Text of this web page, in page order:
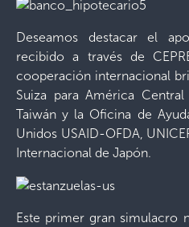
Deseamos destacar el
recibido a través de
cooperación internacional
Suiza para América
Taiwán y la Oficina de
Unidos USAID-OFDA,
Internacional de Japón.
Este primer gran simulacro